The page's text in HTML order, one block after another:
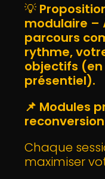
💡
modulaire –
parcours
rythme,
objectifs (en
présentiel).
📌 Modules
Chaque
maximiser